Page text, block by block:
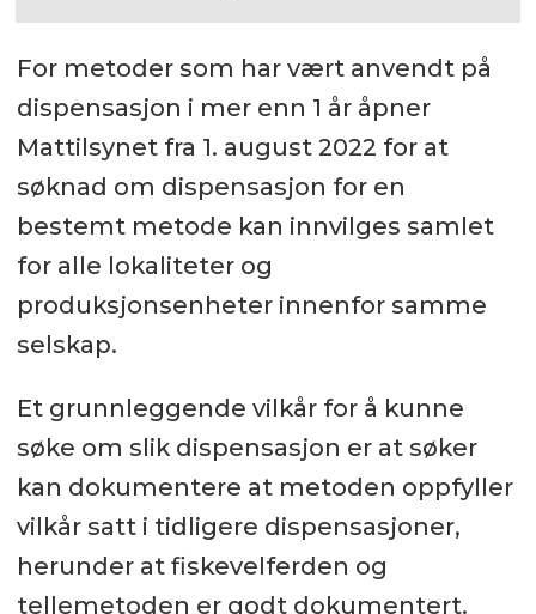
For metoder som har vært anvendt på
dispensasjon i mer enn 1 år åpner
Mattilsynet fra 1. august 2022 for at
søknad om dispensasjon for en
bestemt metode kan innvilges samlet
for alle lokaliteter og
produksjonsenheter innenfor samme
selskap.
Et grunnleggende vilkår for å kunne
søke om slik dispensasjon er at søker
kan dokumentere at metoden oppfyller
vilkår satt i tidligere dispensasjoner,
herunder at fiskevelferden og
tellemetoden er godt dokumentert.